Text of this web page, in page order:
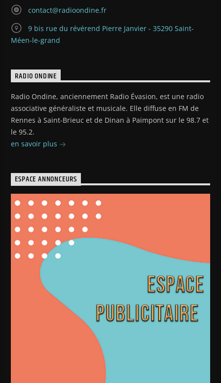
9 bis rue du révérend Pierre Janvier - 35290 Saint-
Méen-le-grand
Radio Ondine, anciennement Radio Évasion, est une radio
associative généraliste et musicale. Elle diffuse en FM de
Rennes à Saint-Brieuc et de Dinan à Paimpont sur le 98.7 et
le 95.2.
en savoir plus